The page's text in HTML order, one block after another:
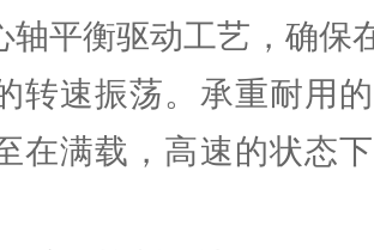
轴平衡驱动工艺，确保
转速振荡。承重耐用
在满载，高速的状态